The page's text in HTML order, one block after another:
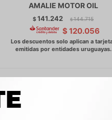
AMALIE MOTOR OIL
$141.242 $ 144.715
$ 120.056